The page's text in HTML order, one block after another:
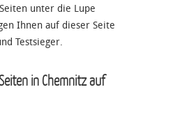
unter die Lupe
Ihnen auf dieser Seite
Testsieger.
in Chemnitz auf